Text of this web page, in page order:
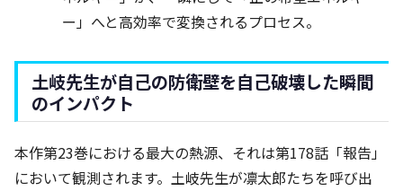
ー」へと高効率で変換されるプロセス。
土岐先生が自己の防衛壁を自己破壊した瞬間
のインパクト
本作第23巻における最大の熱源、それは第178話「報告」
において観測されます。土岐先生が凛太郎たちを呼び出